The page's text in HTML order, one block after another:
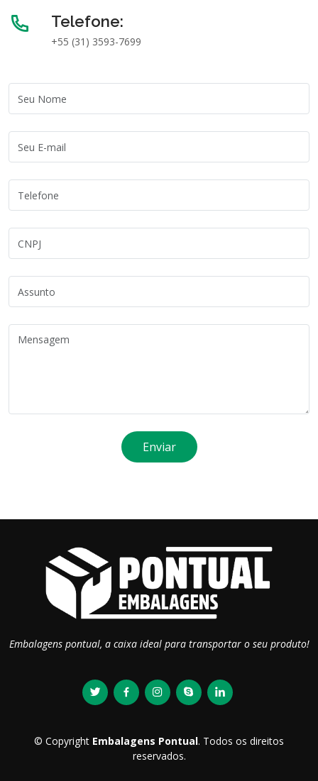
Telefone:
+55 (31) 3593-7699
Enviar
Embalagens pontual, a caixa ideal para transportar o seu produto!
© Copyright Embalagens Pontual. Todos os direitos
reservados.